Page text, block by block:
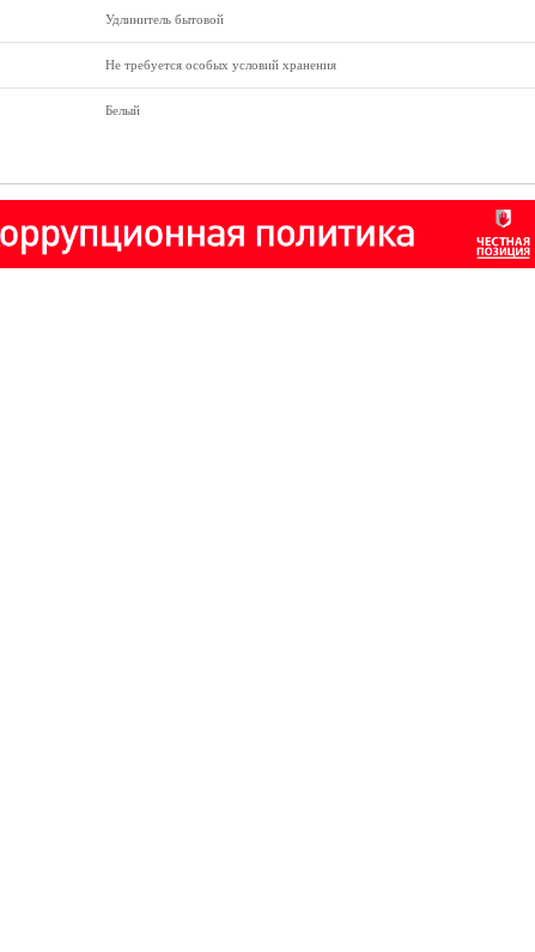
Удлинитель бытовой
Не требуется особых условий хранения
Белый